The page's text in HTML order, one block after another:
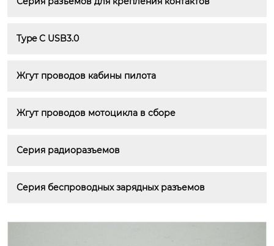
Type C USB3.0
Жгут проводов кабины пилота
Жгут проводов мотоцикла в сборе
Серия радиоразъемов
Серия беспроводных зарядных разъемов